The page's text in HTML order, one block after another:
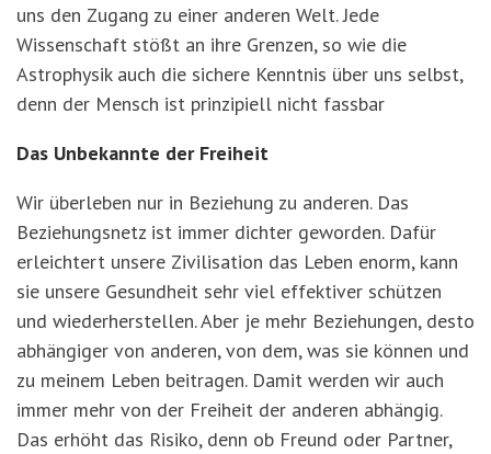
uns den Zugang zu einer anderen Welt. Jede
Wissenschaft stößt an ihre Grenzen, so wie die
Astrophysik auch die sichere Kenntnis über uns selbst,
denn der Mensch ist prinzipiell nicht fassbar
Das Unbekannte der Freiheit
Wir überleben nur in Beziehung zu anderen. Das
Beziehungsnetz ist immer dichter geworden. Dafür
erleichtert unsere Zivilisation das Leben enorm, kann
sie unsere Gesundheit sehr viel effektiver schützen
und wiederherstellen. Aber je mehr Beziehungen, desto
abhängiger von anderen, von dem, was sie können und
zu meinem Leben beitragen. Damit werden wir auch
immer mehr von der Freiheit der anderen abhängig.
Das erhöht das Risiko, denn ob Freund oder Partner,